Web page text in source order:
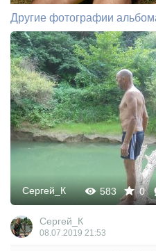
Другие фотографии
583 0
Сергей_К
Сергей_К
08.07.2019 21:53